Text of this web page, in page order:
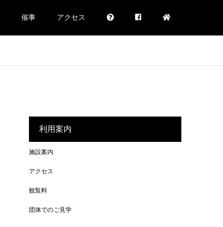
催事 アクセス
利用案内
施設案内
アクセス
観覧料
団体でのご見学